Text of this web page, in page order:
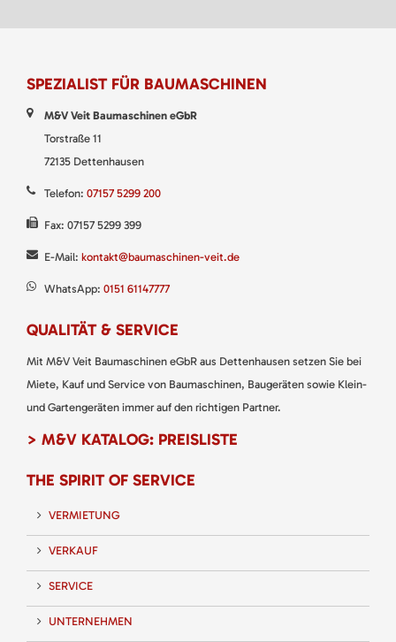
SPEZIALIST FÜR BAUMASCHINEN
M&V Veit Baumaschinen eGbR
Torstraße 11
72135 Dettenhausen
Telefon: 07157 5299 200
Fax: 07157 5299 399
E-Mail: kontakt@baumaschinen-veit.de
WhatsApp: 0151 61147777
QUALITÄT & SERVICE
Mit M&V Veit Baumaschinen eGbR aus Dettenhausen setzen Sie bei
Miete, Kauf und Service von Baumaschinen, Baugeräten sowie Klein-
und Gartengeräten immer auf den richtigen Partner.
> M&V KATALOG: PREISLISTE
THE SPIRIT OF SERVICE
VERMIETUNG
VERKAUF
SERVICE
UNTERNEHMEN